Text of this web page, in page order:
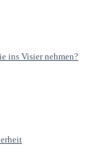
ins Visier nehmen?